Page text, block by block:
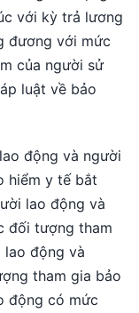
với kỳ trả lương
đương với mức
của người sử
luật về bảo
động và người
hiểm y tế bắt
lao động và
đối tượng tham
động và
tham gia bảo
động có mức